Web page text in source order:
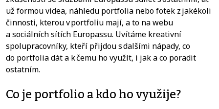
už formou videa, náhledu portfolia nebo fotek z jakékoli
činnosti, kterou v portfoliu mají, a to na webu
a sociálních sítích Europassu. Uvítáme kreativní
spolupracovníky, kteří přijdou s dalšími nápady, co
do portfolia dát a k čemu ho využít, i jak a co poradit
ostatním.
Co je portfolio a kdo ho využije?